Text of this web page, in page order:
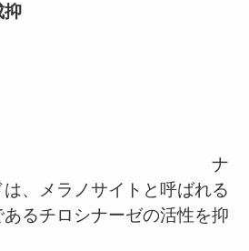
抑
、メラノサイトと呼ばれる
るチロシナーゼの活性を抑